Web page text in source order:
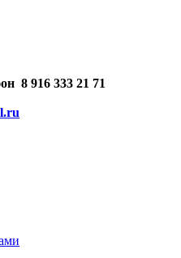
8 916 333 21 71